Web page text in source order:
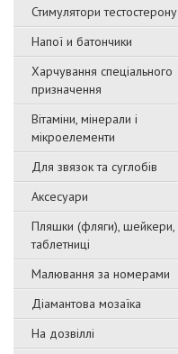
Стимулятори тестостерону
Напої и батончики
Харчування спеціального
призначення
Вітаміни, мінерали і
мікроелементи
Для звязок та суглобів
Аксесуари
Пляшки (фляги), шейкери,
таблетниці
Малювання за номерами
Діамантова мозаїка
На дозвіллі